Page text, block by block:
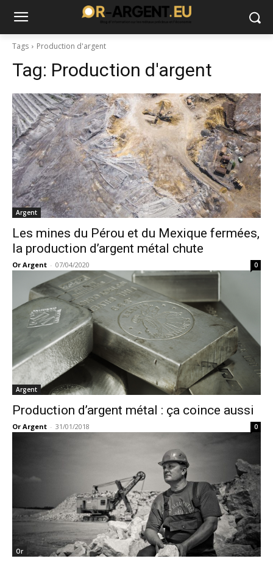
Tags Production d'argent
Tag: Production d'argent
Argent
Les mines du Pérou et du Mexique fermées,
la production d’argent métal chute
Or Argent - 07/04/2020 0
Argent
Production d’argent métal : ça coince aussi
Or Argent - 31/01/2018 0
Or